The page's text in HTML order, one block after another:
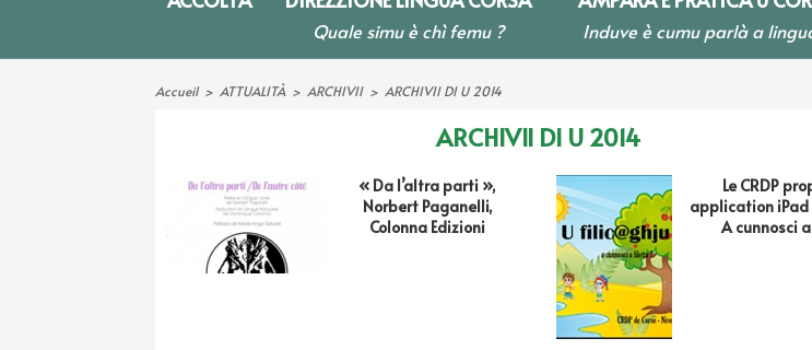
Quale simu è chì femu ? Induve è cumu parlà a
Accueil > ATTUALITÀ > ARCHIVII > ARCHIVII DI U 2014
ARCHIVII DI U 2014
« Da l’altra parti »,
Norbert Paganelli,
Colonna Edizioni
Le CRDP
application iPad
A cunnosci